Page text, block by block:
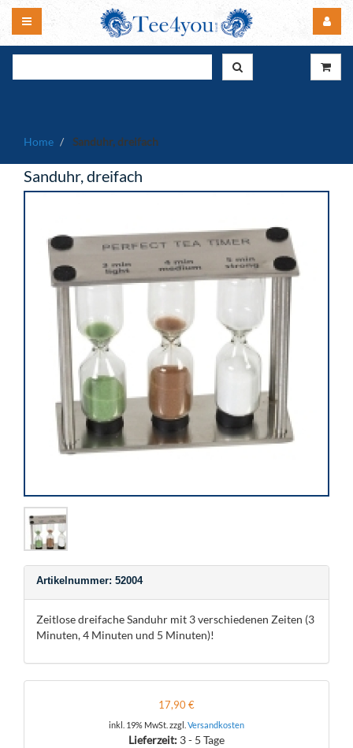
Home Sanduhr, dreifach
Sanduhr, dreifach
Artikelnummer: 52004
Zeitlose dreifache Sanduhr mit 3 verschiedenen Zeiten (3
Minuten, 4 Minuten und 5 Minuten)!
17,90 €
inkl. 19% MwSt. zzgl. Versandkosten
Lieferzeit: 3 - 5 Tage